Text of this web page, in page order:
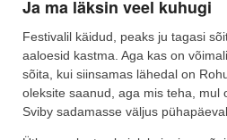
Ja ma läksin veel kuhugi
Festivalil käidud, peaks ju tagasi
aaloesid kastma. Aga kas on
sõita, kui siinsamas lähedal on
oleksite saanud, aga mis teha, mul
Sviby sadamasse väljus